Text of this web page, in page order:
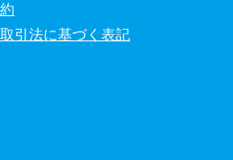
取引法に基づく表記